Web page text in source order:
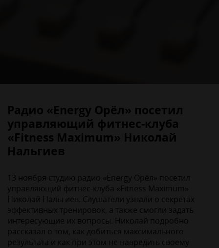
Радио «Energy Орёл» посетил
управляющий фитнес-клуба
«Fitness Maximum» Николай
Нальгиев
13 ноября студию радио «Energy Орёл» посетил
управляющий фитнес-клуба «Fitness Maximum»
Николай Нальгиев. Слушатели узнали о секретах
эффективных тренировок, а также смогли задать
интересующие их вопросы. Николай подробно
рассказал о том, как добиться максимального
результата и как при этом не навредить своему